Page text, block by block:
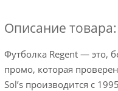
Описание товара:
Футболка Regent — это,
промо, которая
Sol’s производится с